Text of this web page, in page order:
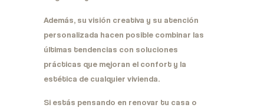
Además, su visión creativa y su atención
personalizada hacen posible combinar las
últimas tendencias con soluciones
prácticas que mejoran el confort y la
estética de cualquier vivienda.
Si estás pensando en renovar tu casa o